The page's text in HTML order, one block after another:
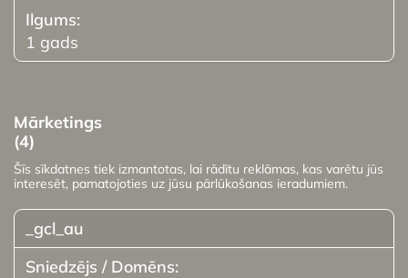
1 gads
Mārketings
(4)
Šīs sīkdatnes tiek izmantotas, lai rādītu reklāmas, kas varētu jūs
interesēt, pamatojoties uz jūsu pārlūkošanas ieradumiem.
_gcl_au